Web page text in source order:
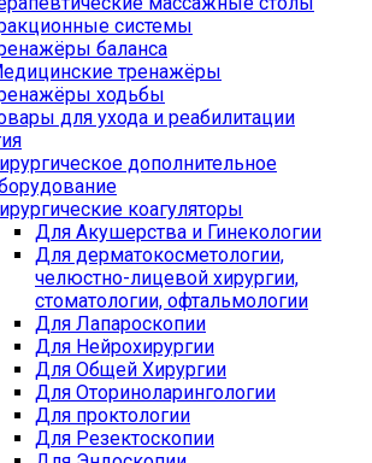
системы
баланса
тренажёры
ходьбы
для ухода и реабилитации
дополнительное
коагуляторы
Для Акушерства и Гинекологии
Для дерматокосметологии,
челюстно-лицевой хирургии,
стоматологии, офтальмологии
Для Лапароскопии
Для Нейрохирургии
Для Общей Хирургии
Для Оториноларингологии
Для проктологии
Для Резектоскопии